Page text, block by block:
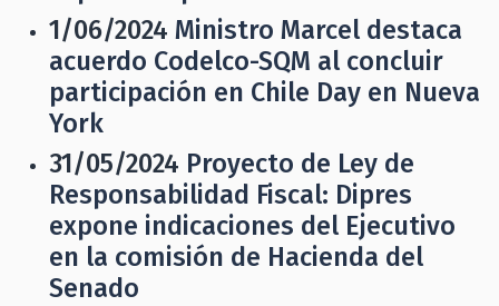
1/06/2024 Ministro Marcel destaca
acuerdo Codelco-SQM al concluir
participación en Chile Day en Nueva
York
31/05/2024 Proyecto de Ley de
Responsabilidad Fiscal: Dipres
expone indicaciones del Ejecutivo
en la comisión de Hacienda del
Senado